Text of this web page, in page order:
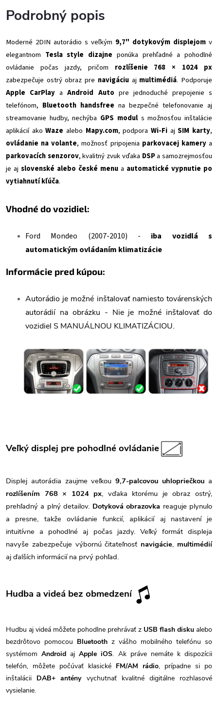
Podrobný popis
Moderné 2DIN autorádio s veľkým 9,7" dotykovým displejom v
elegantnom Tesla style dizajne ponúka prehľadné a pohodlné
ovládanie počas jazdy, pričom rozlíšenie 768 × 1024 px
zabezpečuje ostrý obraz pre navigáciuaj multimédiá. Podporuje
Apple CarPlay aAndroid Auto pre jednoduché prepojenie s
telefónom, Bluetooth handsfree na bezpečné telefonovanie aj
streamovanie hudby, nechýba GPS moduls možnosťou inštalácie
aplikácií akoWaze alebo Mapy.com, podporaWi-Fi ajSIM karty,
ovládanie na volante, možnosť pripojenia parkovacej kamerya
parkovacích senzorov, kvalitný zvuk vďaka DSPa samozrejmosťou
je aj slovenské alebo české menu a automatické vypnutie po
vytiahnutí kľúča.
Vhodné do vozidiel:
Ford Mondeo (2007-2010) - iba vozidlá s
automatickým ovládaním klimatizácie
Informácie pred kúpou:
Autorádio je možné inštalovať namiesto továrenských
autorádií na obrázku - Nie je možné inštalovať do
vozidiel S MANUÁLNOU KLIMATIZÁCIOU.
Veľký displej pre pohodlné ovládanie
Displej autorádia zaujme veľkou9,7-palcovou uhlopriečkou a
rozlíšením 768 × 1024 px, vďaka ktorému je obraz ostrý,
prehľadný a plný detailov. Dotyková obrazovka reaguje plynulo
a presne, takže ovládanie funkcií, aplikácií aj nastavení je
intuitívne a pohodlné aj počas jazdy. Veľký formát displeja
navyše zabezpečuje výbornú čitateľnosť navigácie, multimédií
aj ďalších informácií na prvý pohľad.
Hudba a videá bez obmedzení
Hudbu aj videá môžete pohodlne prehrávať z USB flash disku alebo
bezdrôtovo pomocou Bluetooth z vášho mobilného telefónu so
systémomAndroid ajApple iOS. Ak práve nemáte k dispozícii
telefón, môžete počúvať klasické FM/AM rádio, prípadne si po
inštalácii DAB+ antényvychutnať kvalitné digitálne rozhlasové
vysielanie.